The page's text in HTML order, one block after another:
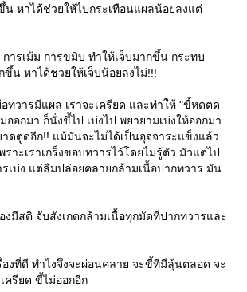
หาได้ช่วยให้ไปกระเทือนแผลน้อยลงแต่
รเม้ม การขมิบ ทำให้เจ็บมากขึ้น กระทบ
ขึ้น หาได้ช่วยให้เจ็บน้อยลงไม่!!!
ทวารมีแผล เราจะเครียด และทำให้ "ขี้หดตด
อกมา ก็นั่งขี้ไป เบ่งไป พยายามเบ่งให้ออกมา
ดตูดอีก!! แม้มันจะไม่ได้เป็นอุจจาระแข็งแล้ว
ราะเราเกร็งขอบทวารไว้โดยไม่รู้ตัว มัวแต่ไป
รเบ่ง แต่ลืมปล่อยคลายกล้ามเนื้อปากทวาร มัน
มีสติ จับสังเกตกล้ามเนื้อทุกมัดที่ปากทวารและ
องที่ดี ทำไงจึงจะผ่อนคลาย จะขี้ทีมีลุ้นตลอด จะ
ครียด ขี้ไม่ออกอีก